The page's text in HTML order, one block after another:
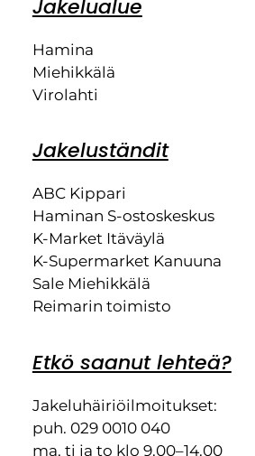
Jakelualue
Hamina
Miehikkälä
Virolahti
Jakeluständit
ABC Kippari
Haminan S-ostoskeskus
K-Market Itäväylä
K-Supermarket Kanuuna
Sale Miehikkälä
Reimarin toimisto
Etkö saanut lehteä?
Jakeluhäiriöilmoitukset:
puh. 029 0010 040
ma, ti ja to klo 9.00–14.00